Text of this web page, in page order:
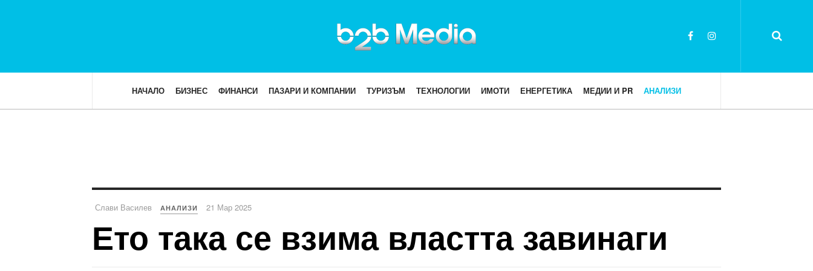
НАЧАЛО БИЗНЕС ФИНАНСИ ПАЗАРИ И КОМПАНИИ ТУРИЗЪМ ТЕХНОЛОГИИ ИМОТИ ЕНЕРГЕТИКА МЕДИИ И PR АНАЛИЗИ
Слави Василев АНАЛИЗИ 21 Мар 2025
Ето така се взима властта завинаги